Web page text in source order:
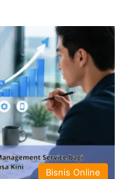
Bisnis Online